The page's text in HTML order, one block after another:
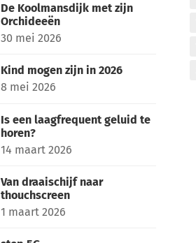
De Koolmansdijk met zijn
Orchideeën
30 mei 2026
Kind mogen zijn in 2026
8 mei 2026
Is een laagfrequent geluid te
horen?
14 maart 2026
Van draaischijf naar
thouchscreen
1 maart 2026